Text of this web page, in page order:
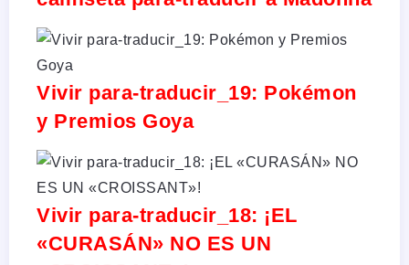
Vivir para-traducir_19: Pokémon
y Premios Goya
Vivir para-traducir_18: ¡EL
«CURASÁN» NO ES UN